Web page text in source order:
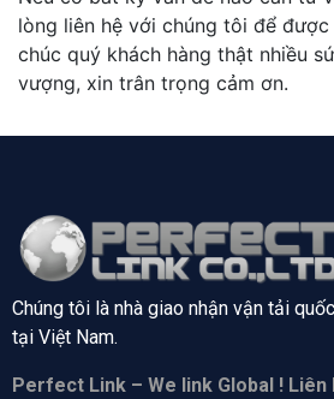
lòng liên hệ với chúng tôi để
chúc quý khách hàng thật nhiều
vượng, xin trân trọng cảm ơn.
Chúng tôi là nhà giao nhận vận tải
tại Việt Nam.
Perfect Link – We link Global ! Liên